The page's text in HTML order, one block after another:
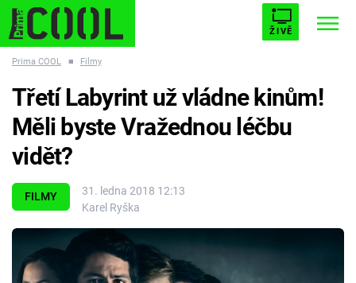
ŽIVĚ
ESCAPE PLNEJ KOTEL AVENGERS 5
Témata
Filmy
Prima COOL ■ Filmy
FILMY
31. ledna 2018 12:13
Karel Ryška
Třetí Labyrint už vládne kinům!
Měli byste Vražednou léčbu
vidět?